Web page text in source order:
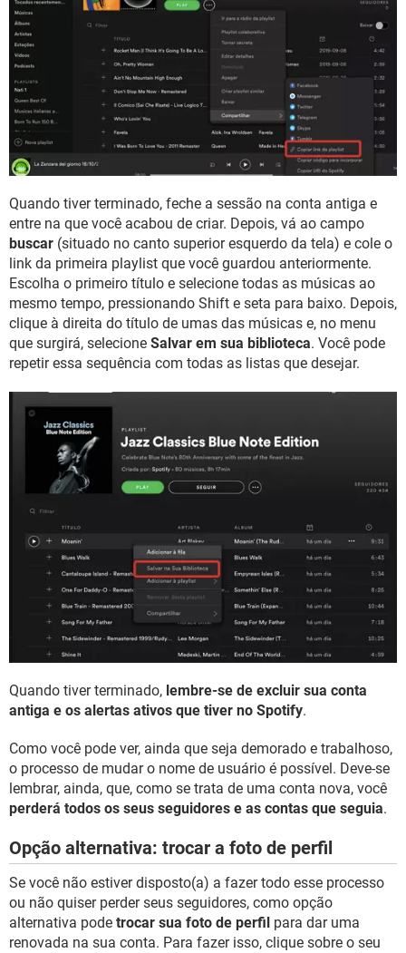
Quando tiver terminado, feche a sessão na conta antiga e
entre na que você acabou de criar. Depois, vá ao campo
buscar (situado no canto superior esquerdo da tela) e cole o
link da primeira playlist que você guardou anteriormente.
Escolha o primeiro título e selecione todas as músicas ao
mesmo tempo, pressionando Shift e seta para baixo. Depois,
clique à direita do título de umas das músicas e, no menu
que surgirá, selecione Salvar em sua biblioteca. Você pode
repetir essa sequência com todas as listas que desejar.
Quando tiver terminado, lembre-se de excluir sua conta
antiga e os alertas ativos que tiver no Spotify.
Como você pode ver, ainda que seja demorado e trabalhoso,
o processo de mudar o nome de usuário é possível. Deve-se
lembrar, ainda, que, como se trata de uma conta nova, você
perderá todos os seus seguidores e as contas que seguia.
Opção alternativa: trocar a foto de perfil
Se você não estiver disposto(a) a fazer todo esse processo
ou não quiser perder seus seguidores, como opção
alternativa pode trocar sua foto de perfil para dar uma
renovada na sua conta. Para fazer isso, clique sobre o seu